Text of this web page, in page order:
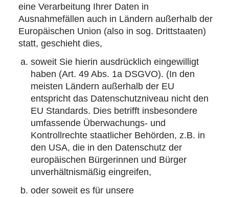
eine Verarbeitung Ihrer Daten in
Ausnahmefällen auch in Ländern außerhalb der
Europäischen Union (also in sog. Drittstaaten)
statt, geschieht dies,
soweit Sie hierin ausdrücklich eingewilligt
haben (Art. 49 Abs. 1a DSGVO). (In den
meisten Ländern außerhalb der EU
entspricht das Datenschutzniveau nicht den
EU Standards. Dies betrifft insbesondere
umfassende Überwachungs- und
Kontrollrechte staatlicher Behörden, z.B. in
den USA, die in den Datenschutz der
europäischen Bürgerinnen und Bürger
unverhältnismäßig eingreifen,
oder soweit es für unsere